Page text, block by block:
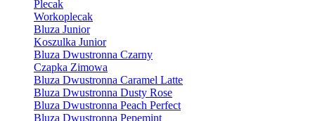
Plecak
Workoplecak
Bluza Junior
Koszulka Junior
Bluza Dwustronna Czarny
Czapka Zimowa
Bluza Dwustronna Caramel Latte
Bluza Dwustronna Dusty Rose
Bluza Dwustronna Peach Perfect
Bluza Dwustronna Pepemint